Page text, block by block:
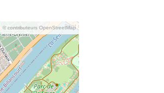
© contributeurs OpenStreetMap